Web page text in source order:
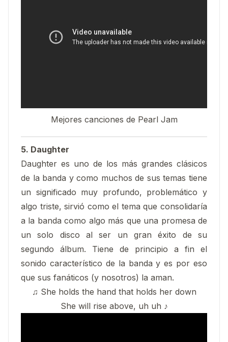
Mejores canciones de Pearl Jam
5. Daughter
Daughter es uno de los más grandes clásicos
de la banda y como muchos de sus temas tiene
un significado muy profundo, problemático y
algo triste, sirvió como el tema que consolidaría
a la banda como algo más que una promesa de
un solo disco al ser un gran éxito de su
segundo álbum. Tiene de principio a fin el
sonido característico de la banda y es por eso
que sus fanáticos (y nosotros) la aman.
♫ She holds the hand that holds her down
She will rise above, uh uh ♪